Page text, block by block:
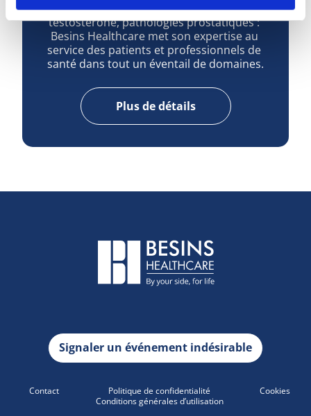
Ménopause, fertilité, grossesse, déficit en
testostérone, pathologies prostatiques :
Besins Healthcare met son expertise au
service des patients et professionnels de
santé dans tout un éventail de domaines.
Plus de détails
Signaler un événement indésirable
Contact Politique de confidentialité
Cookies
Conditions générales d’utilisation